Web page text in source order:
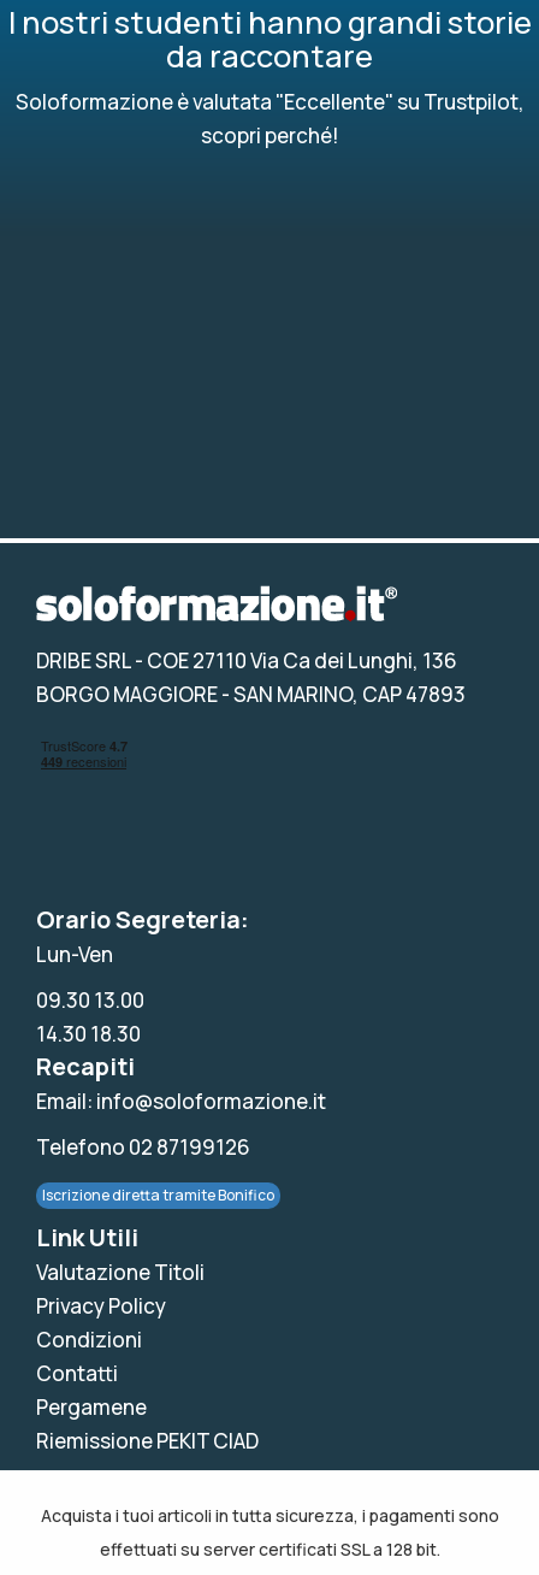
I nostri studenti hanno grandi storie
da raccontare
Soloformazione è valutata "Eccellente" su Trustpilot,
scopri perché!
DRIBE SRL- COE 27110 Via Ca dei Lunghi, 136
BORGO MAGGIORE - SAN MARINO, CAP 47893
Orario Segreteria:
Lun-Ven
09.30 13.00
14.30 18.30
Recapiti
Email: info@soloformazione.it
Telefono 02 87199126
Iscrizione diretta tramite Bonifico
Link Utili
Valutazione Titoli
Privacy Policy
Condizioni
Contatti
Pergamene
Riemissione PEKIT CIAD
Acquista i tuoi articoli in tutta sicurezza, i pagamenti sono
effettuati su server certificati SSL a 128 bit.